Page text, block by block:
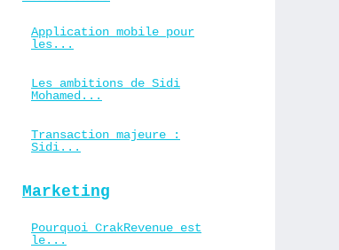
Application mobile pour
les...
Les ambitions de Sidi
Mohamed...
Transaction majeure :
Sidi...
Marketing
Pourquoi CrakRevenue est
le...